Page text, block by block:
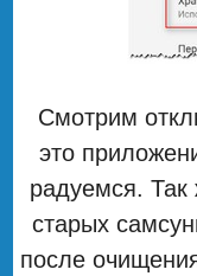
Смотрим
это
радуемся. Так
старых
после